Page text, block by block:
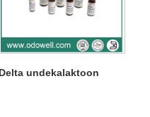
Delta undekalaktoon